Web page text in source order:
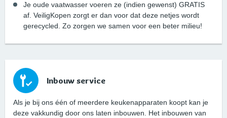
Je oude vaatwasser voeren ze (indien gewenst) GRATIS
af. VeiligKopen zorgt er dan voor dat deze netjes wordt
gerecycled. Zo zorgen we samen voor een beter milieu!
Inbouw service
Als je bij ons één of meerdere keukenapparaten koopt kan je
deze vakkundig door ons laten inbouwen. Het inbouwen van